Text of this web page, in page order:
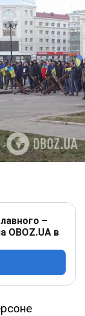
–
OBOZ.UA в